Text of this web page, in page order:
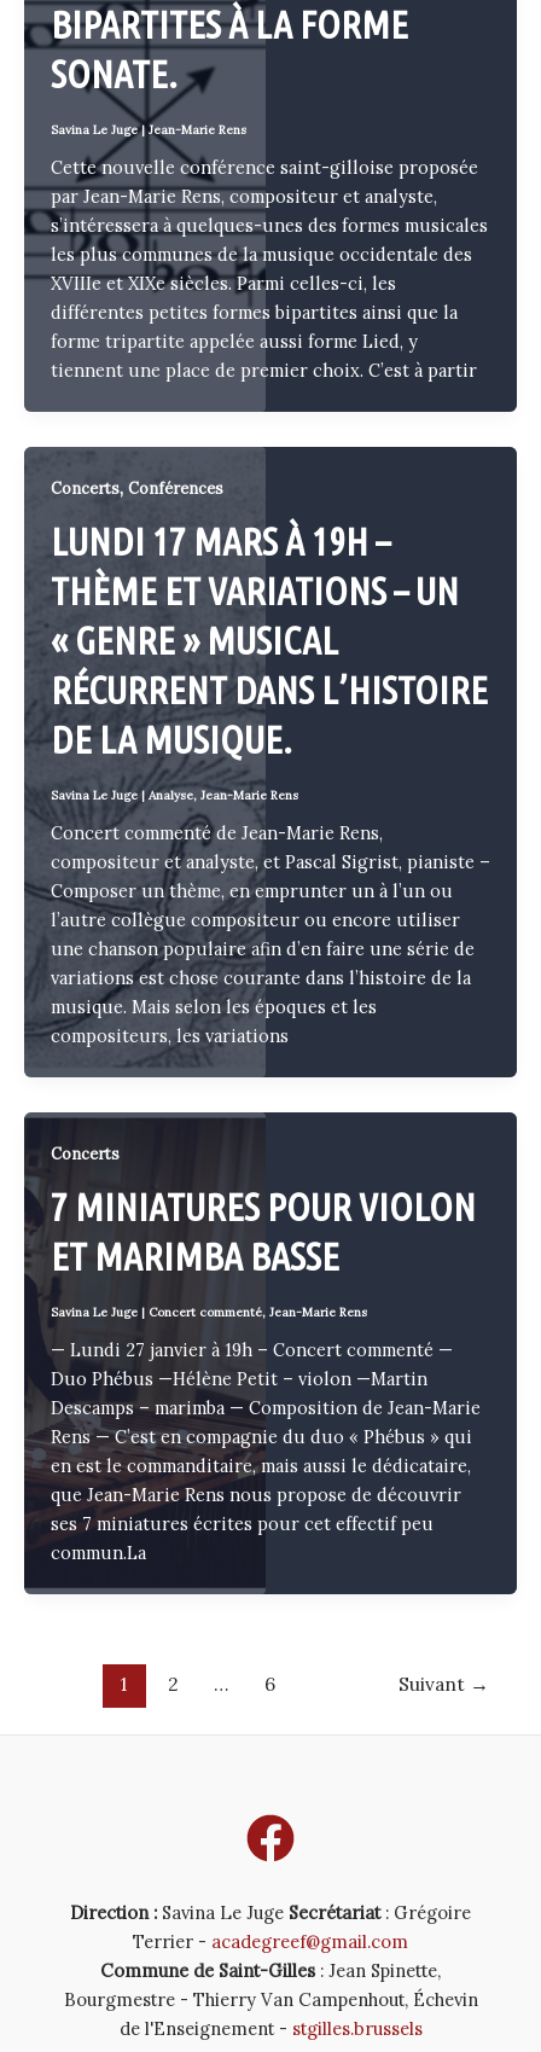
BIPARTITES À LA FORME
SONATE.
Savina Le Juge|Jean-Marie Rens
Cette nouvelle conférence saint-gilloise proposée
par Jean-Marie Rens, compositeur et analyste,
s’intéressera à quelques-unes des formes musicales
les plus communes de la musique occidentale des
XVIIIe et XIXe siècles. Parmi celles-ci, les
différentes petites formes bipartites ainsi que la
forme tripartite appelée aussi forme Lied, y
tiennent une place de premier choix. C’est à partir
Concerts, Conférences
LUNDI 17 MARS À 19H –
THÈME ET VARIATIONS – UN
« GENRE » MUSICAL
RÉCURRENT DANS L’HISTOIRE
DE LA MUSIQUE.
Savina Le Juge |Analyse, Jean-Marie Rens
Concert commenté de Jean-Marie Rens,
compositeur et analyste, et Pascal Sigrist, pianiste –
Composer un thème, en emprunter un à l’un ou
l’autre collègue compositeur ou encore utiliser
une chanson populaire afin d’en faire une série de
variations est chose courante dans l’histoire de la
musique. Mais selon les époques et les
compositeurs, les variations
Concerts
7 MINIATURES POUR VIOLON
ET MARIMBA BASSE
Savina Le Juge | Concert commenté, Jean-Marie Rens
— Lundi 27 janvier à 19h – Concert commenté —
Duo Phébus —Hélène Petit – violon —Martin
Descamps – marimba — Composition de Jean-Marie
Rens — C’est en compagnie du duo « Phébus » qui
en est le commanditaire, mais aussi le dédicataire,
que Jean-Marie Rens nous propose de découvrir
ses 7 miniatures écrites pour cet effectif peu
commun.La
pagination
1 2 … 6 Suivant →
Direction : Savina Le Juge Secrétariat: Grégoire
Terrier - acadegreef@gmail.com
Commune de Saint-Gilles : Jean Spinette,
Bourgmestre - Thierry Van Campenhout, Échevin
de l'Enseignement - stgilles.brussels